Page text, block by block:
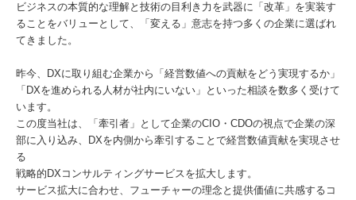
ビジネスの本質的な理解と技術の目利き力を武器に「改革」を実装す
ることをバリューとして、「変える」意志を持つ多くの企業に選ばれ
てきました。
昨今、DXに取り組む企業から「経営数値への貢献をどう実現するか」
「DXを進められる人材が社内にいない」といった相談を数多く受けて
います。
この度当社は、「牽引者」として企業のCIO・CDOの視点で企業の深
部に入り込み、DXを内側から牽引することで経営数値貢献を実現させ
る
戦略的DXコンサルティングサービスを拡大します。
サービス拡大に合わせ、フューチャーの理念と提供価値に共感するコ